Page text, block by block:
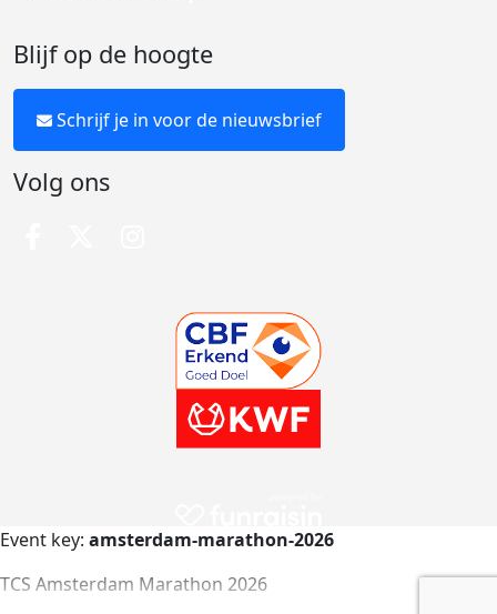
Blijf op de hoogte
Schrijf je in voor de nieuwsbrief
Volg ons
Event key: amsterdam-marathon-2026
TCS Amsterdam Marathon 2026